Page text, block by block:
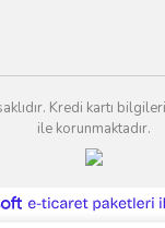
Kredi kartı
ile korunmaktadır.
ideasoft